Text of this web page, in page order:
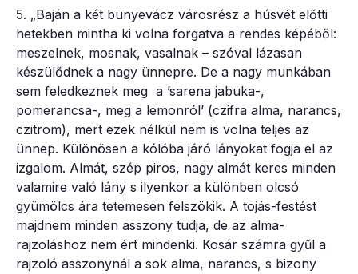
5. „Baján a két bunyevácz városrész a húsvét előtti
hetekben mintha ki volna forgatva a rendes képéből:
meszelnek, mosnak, vasalnak – szóval lázasan
készülődnek a nagy ünnepre. De a nagy munkában
sem feledkeznek meg a ’sarena jabuka-,
pomerancsa-, meg a lemonról’ (czifra alma, narancs,
czitrom), mert ezek nélkül nem is volna teljes az
ünnep. Különösen a kólóba járó lányokat fogja el az
izgalom. Almát, szép piros, nagy almát keres minden
valamire való lány s ilyenkor a különben olcsó
gyümölcs ára tetemesen felszökik. A tojás-festést
majdnem minden asszony tudja, de az alma-
rajzoláshoz nem ért mindenki. Kosár számra gyűl a
rajzoló asszonynál a sok alma, narancs, s bizony